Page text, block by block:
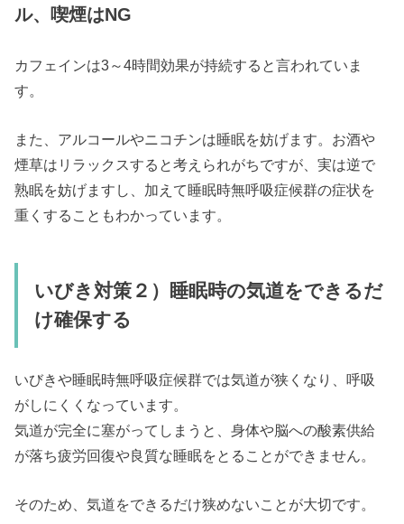
ル、喫煙はNG
カフェインは3～4時間効果が持続すると言われていま
す。
また、アルコールやニコチンは睡眠を妨げます。お酒や
煙草はリラックスすると考えられがちですが、実は逆で
熟眠を妨げますし、加えて睡眠時無呼吸症候群の症状を
重くすることもわかっています。
いびき対策２）睡眠時の気道をできるだ
け確保する
いびきや睡眠時無呼吸症候群では気道が狭くなり、呼吸
がしにくくなっています。
気道が完全に塞がってしまうと、身体や脳への酸素供給
が落ち疲労回復や良質な睡眠をとることができません。
そのため、気道をできるだけ狭めないことが大切です。